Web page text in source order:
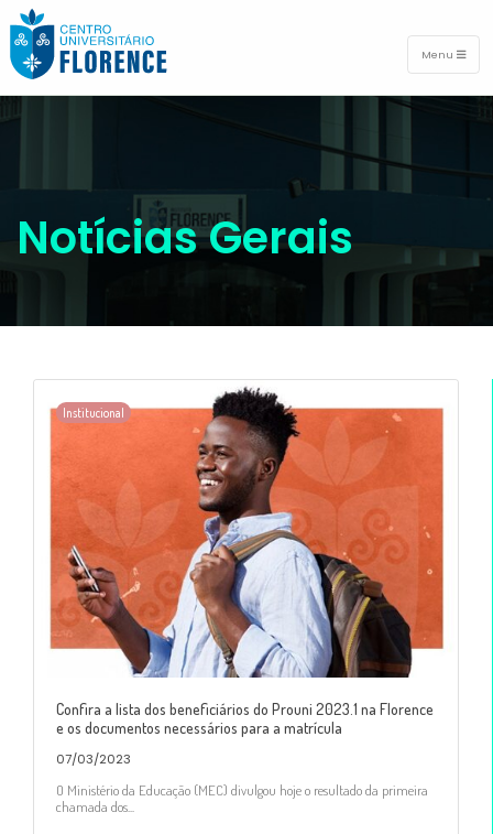
Menu
Notícias Gerais
Institucional
Confira a lista dos beneficiários do Prouni 2023.1 na Florence
e os documentos necessários para a matrícula
07/03/2023
O Ministério da Educação (MEC) divulgou hoje o resultado da primeira
chamada dos...